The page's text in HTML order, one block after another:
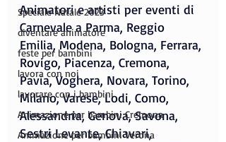
Speciale Natale 2023
diventare animatore
feste per bambini
lavora con noi
lavorare con i bambini
Animazione per bambini Cremona
Animazione per bambini Verona
Animatori e artisti per eventi di
Carnevale a Parma, Reggio
Emilia, Modena, Bologna, Ferrara,
Rovigo, Piacenza, Cremona,
Pavia, Voghera, Novara, Torino,
Milano, Varese, Lodi, Como,
Alessandria, Genova, Savona,
Sestri Levante, Chiavari,